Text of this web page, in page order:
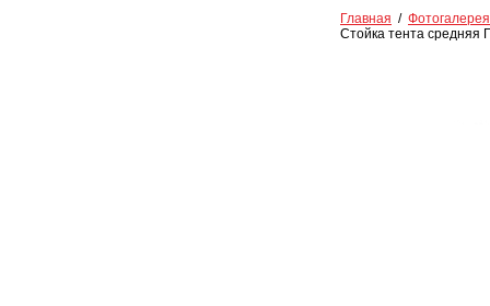
Главная
Фотогалерея
Стойка тента средняя